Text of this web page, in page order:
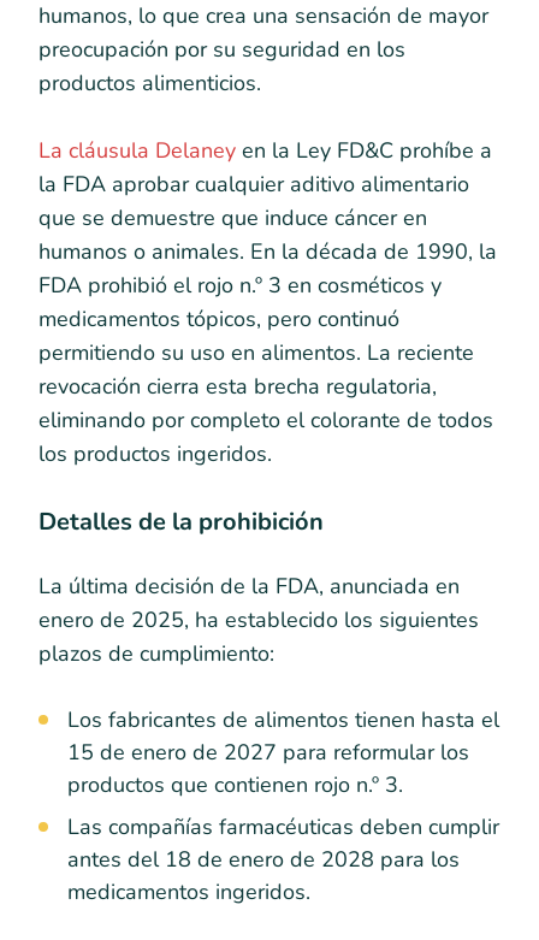
humanos, lo que crea una sensación de mayor
preocupación por su seguridad en los
productos alimenticios.
La cláusula Delaney en la Ley FD&C prohíbe a
la FDA aprobar cualquier aditivo alimentario
que se demuestre que induce cáncer en
humanos o animales. En la década de 1990, la
FDA prohibió el rojo n.º 3 en cosméticos y
medicamentos tópicos, pero continuó
permitiendo su uso en alimentos. La reciente
revocación cierra esta brecha regulatoria,
eliminando por completo el colorante de todos
los productos ingeridos.
Detalles de la prohibición
La última decisión de la FDA, anunciada en
enero de 2025, ha establecido los siguientes
plazos de cumplimiento:
Los fabricantes de alimentos tienen hasta el
15 de enero de 2027 para reformular los
productos que contienen rojo n.º 3.
Las compañías farmacéuticas deben cumplir
antes del 18 de enero de 2028 para los
medicamentos ingeridos.